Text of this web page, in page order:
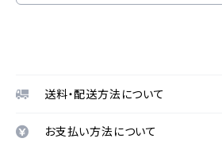
送料・配送方法について
お支払い方法について